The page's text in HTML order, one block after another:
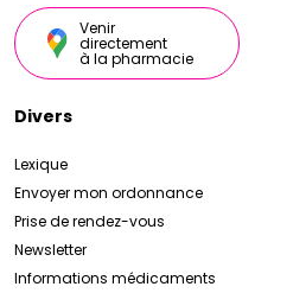
Venir
directement
à la pharmacie
Divers
Lexique
Envoyer mon ordonnance
Prise de rendez-vous
Newsletter
Informations médicaments